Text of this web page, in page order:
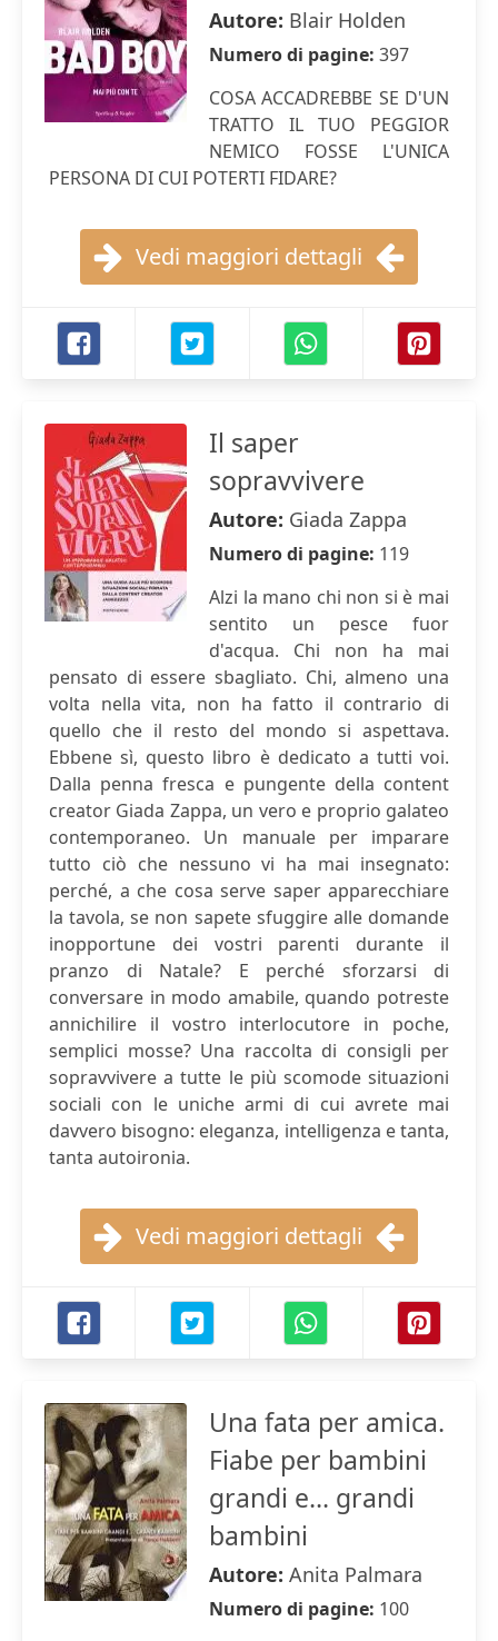
Autore: Blair Holden
Numero di pagine: 397
COSA ACCADREBBE SE D'UN
TRATTO IL TUO PEGGIOR
NEMICO FOSSE L'UNICA
PERSONA DI CUI POTERTI FIDARE?
Vedi maggiori dettagli
Il saper
sopravvivere
Autore: Giada Zappa
Numero di pagine: 119
Alzi la mano chi non si è mai
sentito un pesce fuor
d'acqua. Chi non ha mai
pensato di essere sbagliato. Chi, almeno una
volta nella vita, non ha fatto il contrario di
quello che il resto del mondo si aspettava.
Ebbene sì, questo libro è dedicato a tutti voi.
Dalla penna fresca e pungente della content
creator Giada Zappa, un vero e proprio galateo
contemporaneo. Un manuale per imparare
tutto ciò che nessuno vi ha mai insegnato:
perché, a che cosa serve saper apparecchiare
la tavola, se non sapete sfuggire alle domande
inopportune dei vostri parenti durante il
pranzo di Natale? E perché sforzarsi di
conversare in modo amabile, quando potreste
annichilire il vostro interlocutore in poche,
semplici mosse? Una raccolta di consigli per
sopravvivere a tutte le più scomode situazioni
sociali con le uniche armi di cui avrete mai
davvero bisogno: eleganza, intelligenza e tanta,
tanta autoironia.
Vedi maggiori dettagli
Una fata per amica.
Fiabe per bambini
grandi e... grandi
bambini
Autore: Anita Palmara
Numero di pagine: 100